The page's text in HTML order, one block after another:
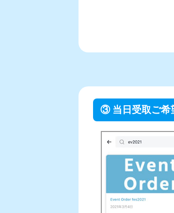
③ 当日受取ご希